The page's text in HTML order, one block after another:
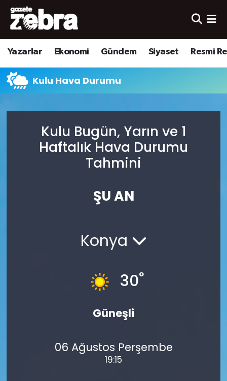
Yazarlar Ekonomi Gündem Siyaset Resmi
Kulu Hava Durumu
Kulu Bugün, Yarın ve 1
Haftalık Hava Durumu
Tahmini
ŞU AN
Konya
30°
Güneşli
06 Ağustos Perşembe
19:15
Yazarlar
Ekonomi
Kültür-Sanat
Spor
Nöbetçi Eczaneler
Hava Durumu
Trafik Durumu
Tüm Manşetler
Son Dakika Haberleri